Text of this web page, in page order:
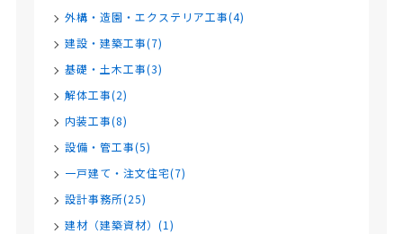
外構・造園・エクステリア工事(4)
建設・建築工事(7)
基礎・土木工事(3)
解体工事(2)
内装工事(8)
設備・管工事(5)
一戸建て・注文住宅(7)
設計事務所(25)
建材（建築資材）(1)